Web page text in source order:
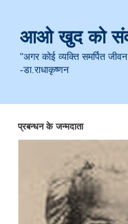
आओ खुद को
"अगर कोई व्यक्ति समर्पित
-डा.राधाकृष्णन
प्रबन्धन के जन्मदाता